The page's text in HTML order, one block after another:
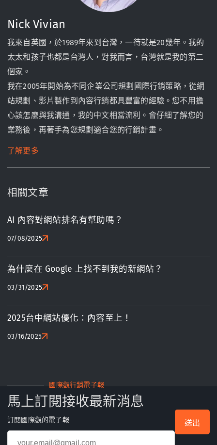
Nick Vivian
我來自英國，於1989年來到台灣，一待就是20幾年。我的
太太和孩子也都是台灣人，對我而言，台灣就是我的第二
個家。
我在2005年開始為不同企業公司規劃國際行銷策略，從網
站規劃、影片製作到內容行銷都具豐富的經驗。您不用擔
心該怎麼與我溝通，我的中文相當流利。會仔細了解您的
業務後，再著手為您規劃適合您的行銷計畫。
了解更多
相關文章
AI 內容對網站排名有幫助嗎？
07/08/2025
為什麼在 Google 上找不到我的新網站？
03/31/2025
2025台中網站優化：內容至上！
03/16/2025
國際觀行銷電子報
馬上訂閱接收最新消息
訂閱國際觀的電子報